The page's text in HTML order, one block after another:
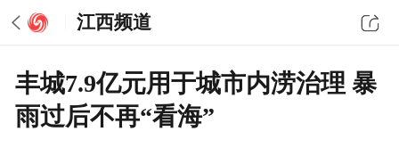
江西频道
丰城7.9亿元用于城市内涝治理 暴
雨过后不再“看海”